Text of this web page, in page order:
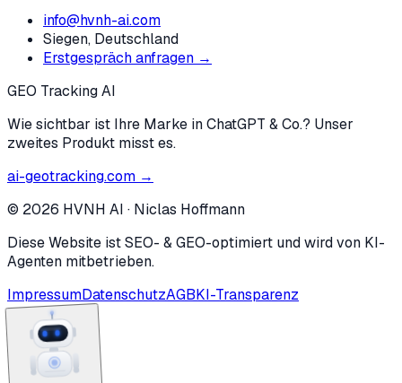
info@hvnh-ai.com
Siegen, Deutschland
Erstgespräch anfragen →
GEO Tracking AI
Wie sichtbar ist Ihre Marke in ChatGPT & Co.? Unser
zweites Produkt misst es.
ai-geotracking.com →
© 2026 HVNH AI · Niclas Hoffmann
Diese Website ist SEO- & GEO-optimiert und wird von KI-
Agenten mitbetrieben.
ImpressumDatenschutzAGBKI-Transparenz